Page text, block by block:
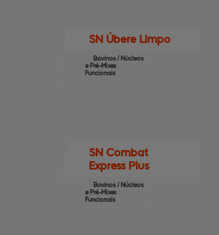
SN Úbere Limpo
Bovinos / Núcleos
e Pré-Mixes
Funcionais
SN Combat
Express Plus
Bovinos / Núcleos
e Pré-Mixes
Funcionais